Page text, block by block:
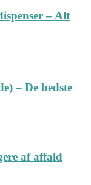
– Alt
– De bedste
af affald